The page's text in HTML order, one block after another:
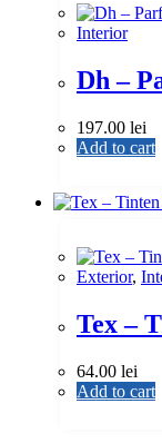
Interior
Dh –
197.00 lei
Add to cart
Exterior,
Tex –
64.00 lei
Add to cart